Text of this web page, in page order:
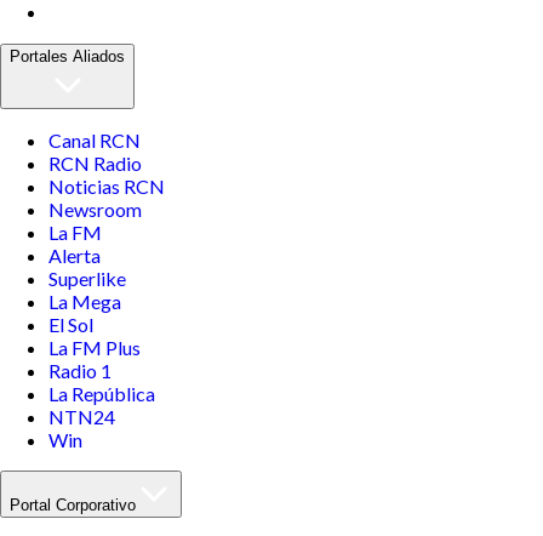
Portales Aliados
Canal RCN
RCN Radio
Noticias RCN
Newsroom
La FM
Alerta
Superlike
La Mega
El Sol
La FM Plus
Radio 1
La República
NTN24
Win
Portal Corporativo